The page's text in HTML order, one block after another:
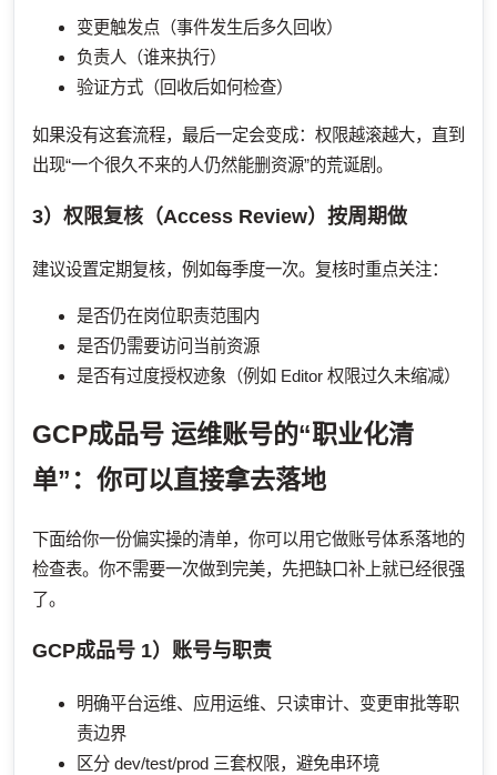
变更触发点（事件发生后多久回收）
负责人（谁来执行）
验证方式（回收后如何检查）
如果没有这套流程，最后一定会变成：权限越滚越大，直到
出现“一个很久不来的人仍然能删资源”的荒诞剧。
3）权限复核（Access Review）按周期做
建议设置定期复核，例如每季度一次。复核时重点关注：
是否仍在岗位职责范围内
是否仍需要访问当前资源
是否有过度授权迹象（例如 Editor 权限过久未缩减）
GCP成品号 运维账号的“职业化清
单”：你可以直接拿去落地
下面给你一份偏实操的清单，你可以用它做账号体系落地的
检查表。你不需要一次做到完美，先把缺口补上就已经很强
了。
GCP成品号 1）账号与职责
明确平台运维、应用运维、只读审计、变更审批等职
责边界
区分 dev/test/prod 三套权限，避免串环境